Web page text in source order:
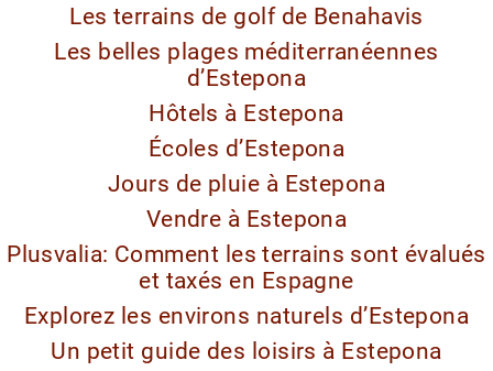
Les terrains de golf de Benahavis
Les belles plages méditerranéennes
d’Estepona
Hôtels à Estepona
Écoles d’Estepona
Jours de pluie à Estepona
Vendre à Estepona
Plusvalia: Comment les terrains sont évalués
et taxés en Espagne
Explorez les environs naturels d’Estepona
Un petit guide des loisirs à Estepona